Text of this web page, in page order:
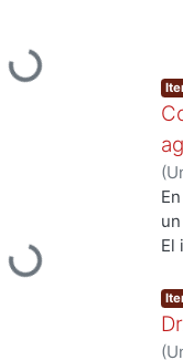
Loading...
Loading...
(
El
(